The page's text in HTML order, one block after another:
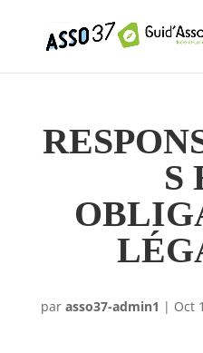
S
par asso37-admin1 | Oct